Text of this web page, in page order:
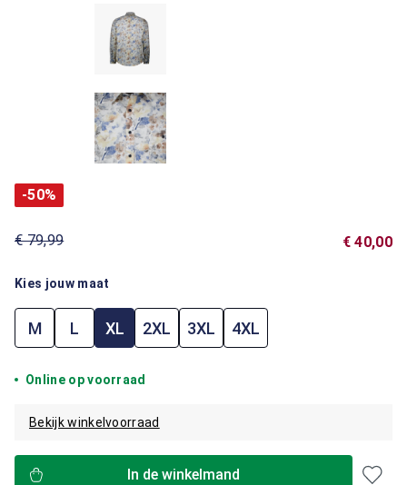
-50%
€ 79,99 € 40,00
Kies jouw maat
M L XL 2XL 3XL 4XL
Online op voorraad
Bekijk winkelvoorraad
In de winkelmand